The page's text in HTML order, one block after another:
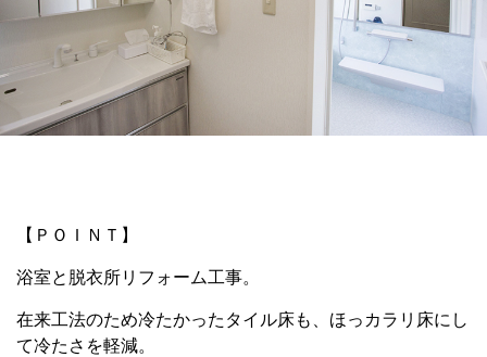
【ＰＯＩＮＴ】
浴室と脱衣所リフォーム工事。
在来工法のため冷たかったタイル床も、ほっカラリ床にし
て冷たさを軽減。